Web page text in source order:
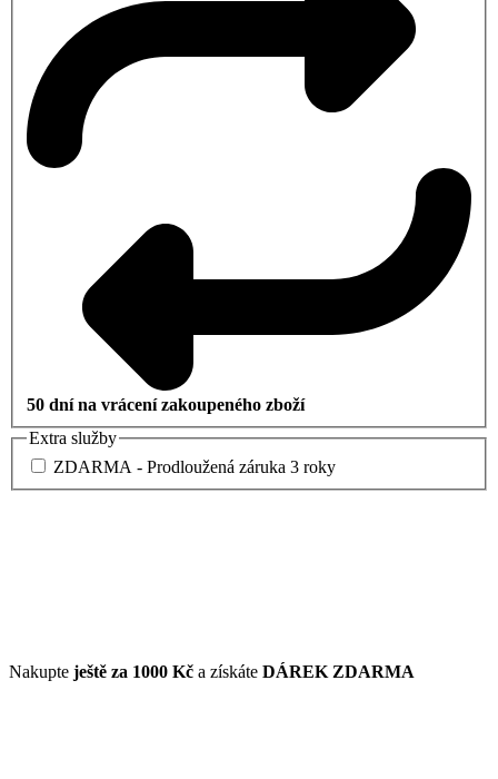
50 dní na vrácení zakoupeného zboží
Extra služby
ZDARMA - Prodloužená záruka 3 roky
Nakupte ještě za 1000 Kč a získáte DÁREK ZDARMA